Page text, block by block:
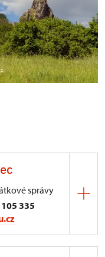
správy
335